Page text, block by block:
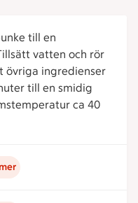
till en
vatten och rör
övriga ingredienser
till en smidig
ca 40